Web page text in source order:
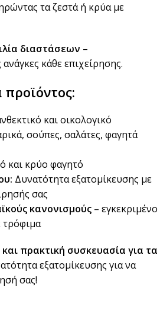
τα ζεστά ή κρύα με
διαστάσεων –
κάθε επιχείρησης.
και οικολογικό
σούπες, σαλάτες, φαγητά
και κρύο φαγητό
Δυνατότητα εξατομίκευσης με
σας
κανονισμούς – εγκεκριμένο
τρόφιμα
και πρακτική συσκευασία για τα
εξατομίκευσης για να
σας!